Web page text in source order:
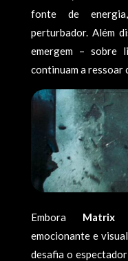
fonte de
perturbador. Além
emergem – sobre
continuam a ressoar
Embora Matrix
emocionante e
desafia o